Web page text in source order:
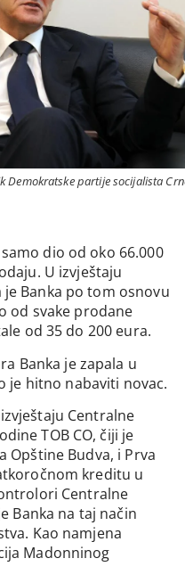
Demokratske partije socijalista
dio od oko 66.000
U izvještaju
Banka po tom osnovu
od svake prodane
od 35 do 200 eura.
Banka je zapala u
je hitno nabaviti novac.
Centralne
TOB CO, čiji je
Opštine Budva, i Prva
kreditu u
Centralne
Banka na taj način
Kao namjena
Madonninog